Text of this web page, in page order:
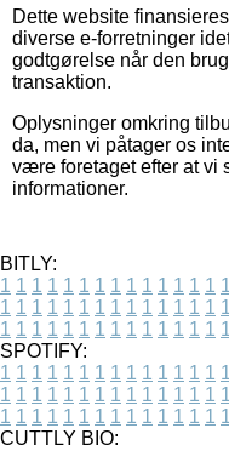
Dette website
diverse e-forretninger
godtgørelse når den
transaktion.
Oplysninger omkring
da, men vi påtager os
være foretaget efter at vi
informationer.
BITLY:
1 1 1 1 1 1 1 1 1 1 1 1 1 1 1
1 1 1 1 1 1 1 1 1 1 1 1 1 1 1
1 1 1 1 1 1 1 1 1 1 1 1 1 1 1
SPOTIFY:
1 1 1 1 1 1 1 1 1 1 1 1 1 1 1
1 1 1 1 1 1 1 1 1 1 1 1 1 1 1
1 1 1 1 1 1 1 1 1 1 1 1 1 1 1
CUTTLY BIO: